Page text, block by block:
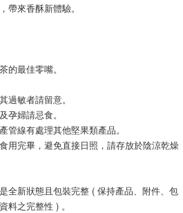
帶來香酥新體驗。
的最佳零嘴。
過敏者請留意。
孕婦請忌食。
管線有處理其他堅果類產品。
用完畢，避免直接日照，請存放於陰涼乾燥
全新狀態且包裝完整 ( 保持產品、附件、包
料之完整性 ) 。